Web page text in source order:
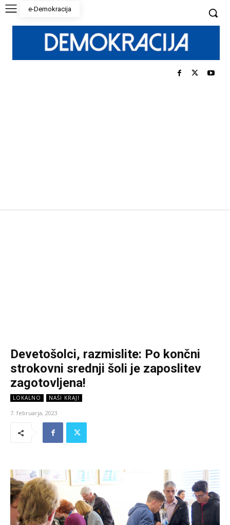
e-Demokracija
Devetošolci, razmislite: Po končni
strokovni srednji šoli je zaposlitev
zagotovljena!
LOKALNO NAŠI KRAJI
7. februarja, 2023